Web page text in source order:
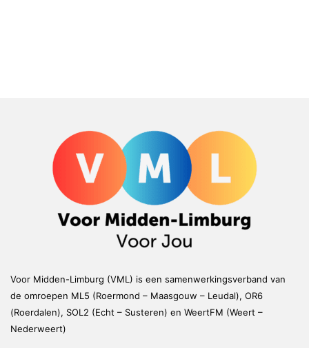
Voor Midden-Limburg (VML) is een samenwerkingsverband van
de omroepen ML5 (Roermond – Maasgouw – Leudal), OR6
(Roerdalen), SOL2 (Echt – Susteren) en WeertFM (Weert –
Nederweert)